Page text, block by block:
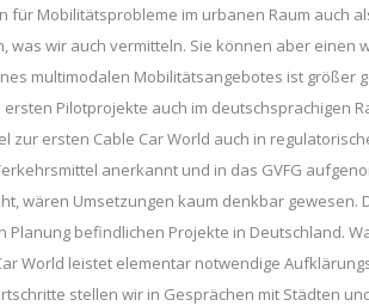
für Mobilitätsprobleme im urbanen Raum auch
wir auch vermitteln. Sie können aber einen
multimodalen Mobilitätsangebotes ist größer
Pilotprojekte auch im deutschsprachigen
zur ersten Cable Car World auch in
anerkannt und in das GVFG
wären Umsetzungen kaum denkbar gewesen.
befindlichen Projekte in Deutschland.
World leistet elementar notwendige
stellen wir in Gesprächen mit Städten